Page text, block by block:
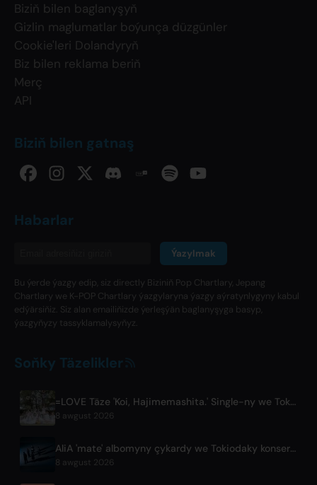
Biziň bilen baglanyşyň
Gizlin maglumatlar boýunça düzgünler
Cookie'leri Dolandyryň
Biz bilen reklama beriň
Merç
API
Biziň bilen gatnaş
Habarlar
Ýazylmak
Bu ýerde ýazgy edip, siz directly Biziniň Pop Chartlary, Jepang
Chartlary we K-POP Chartlary ýazgylaryna ýazgy aýratynlygyny kabul
edýärsiňiz. Siz alan emailiňizde ýerleşýän baglanyşyga basyp,
ýazgyňyzy tassyklamalysyňyz.
Soňky Täzelikler
=LOVE Täze 'Koi, Hajimemashita.' Single-ny we Tokiodaky Dome Konsertlerini jar etdi
8 awgust 2026
AliA 'mate' albomyny çykardy we Tokiodaky konsertini jar etdi
8 awgust 2026